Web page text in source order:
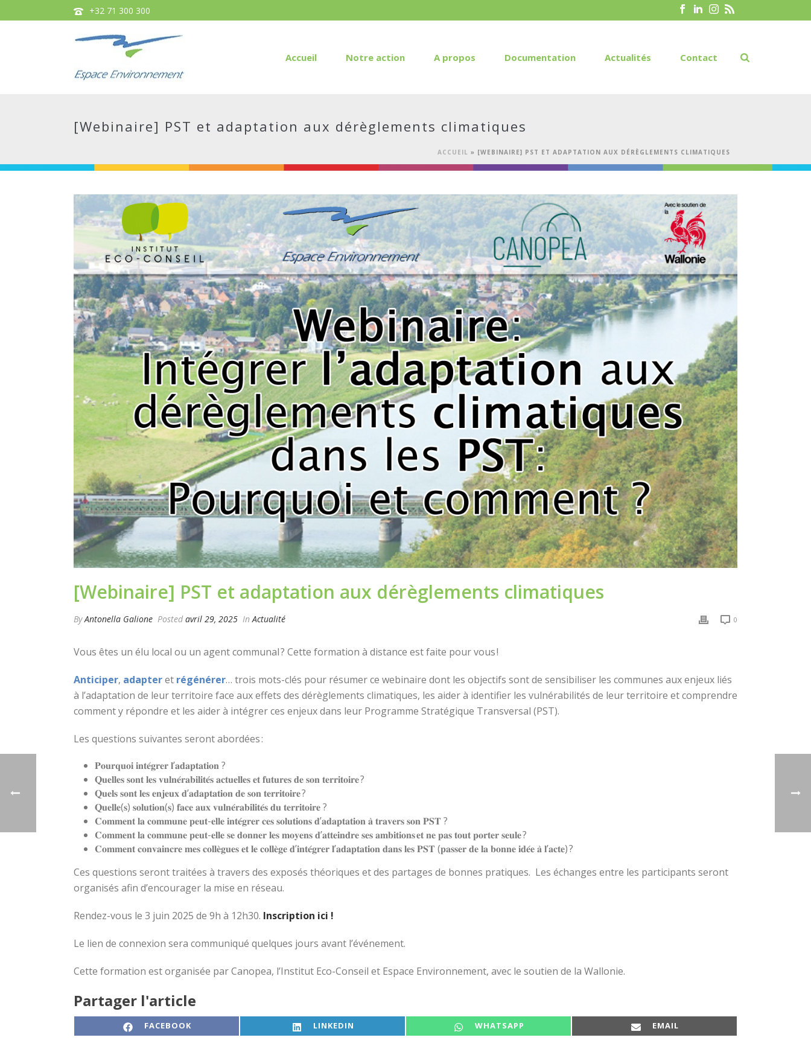
+32 71 300 300
Accueil Notre action A propos Documentation Actualités Contact
[Webinaire] PST et adaptation aux dérèglements climatiques
ACCUEIL » [WEBINAIRE] PST ET ADAPTATION AUX DÉRÈGLEMENTS CLIMATIQUES
[Webinaire] PST et adaptation aux dérèglements climatiques
ByAntonella Galione Posted avril 29, 2025 In Actualité 0
Vous êtes un élu local ou un agent communal ? Cette formation à distance est faite pour vous !
Anticiper, adapteret régénérer… trois mots-clés pour résumer ce webinaire dont les objectifs sont de sensibiliser les communes aux enjeux liés
à l’adaptation de leur territoire face aux effets des dérèglements climatiques, les aider à identifier les vulnérabilités de leur territoire et comprendre
comment y répondre et les aider à intégrer ces enjeux dans leur Programme Stratégique Transversal (PST).
Les questions suivantes seront abordées :
𝐏𝐨𝐮𝐫𝐪𝐮𝐨𝐢 𝐢𝐧𝐭𝐞́𝐠𝐫𝐞𝐫 𝐥’𝐚𝐝𝐚𝐩𝐭𝐚𝐭𝐢𝐨𝐧 ?
𝐐𝐮𝐞𝐥𝐥𝐞𝐬 𝐬𝐨𝐧𝐭 𝐥𝐞𝐬 𝐯𝐮𝐥𝐧𝐞́𝐫𝐚𝐛𝐢𝐥𝐢𝐭𝐞́𝐬 𝐚𝐜𝐭𝐮𝐞𝐥𝐥𝐞𝐬 𝐞𝐭 𝐟𝐮𝐭𝐮𝐫𝐞𝐬 𝐝𝐞 𝐬𝐨𝐧 𝐭𝐞𝐫𝐫𝐢𝐭𝐨𝐢𝐫𝐞 ?
𝐐𝐮𝐞𝐥𝐬 𝐬𝐨𝐧𝐭 𝐥𝐞𝐬 𝐞𝐧𝐣𝐞𝐮𝐱 𝐝’𝐚𝐝𝐚𝐩𝐭𝐚𝐭𝐢𝐨𝐧 𝐝𝐞 𝐬𝐨𝐧 𝐭𝐞𝐫𝐫𝐢𝐭𝐨𝐢𝐫𝐞 ?
𝐐𝐮𝐞𝐥𝐥𝐞(𝐬) 𝐬𝐨𝐥𝐮𝐭𝐢𝐨𝐧(𝐬) 𝐟𝐚𝐜𝐞 𝐚𝐮𝐱 𝐯𝐮𝐥𝐧𝐞́𝐫𝐚𝐛𝐢𝐥𝐢𝐭𝐞́𝐬 𝐝𝐮 𝐭𝐞𝐫𝐫𝐢𝐭𝐨𝐢𝐫𝐞 ?
𝐂𝐨𝐦𝐦𝐞𝐧𝐭 𝐥𝐚 𝐜𝐨𝐦𝐦𝐮𝐧𝐞 𝐩𝐞𝐮𝐭-𝐞𝐥𝐥𝐞 𝐢𝐧𝐭𝐞́𝐠𝐫𝐞𝐫 𝐜𝐞𝐬 𝐬𝐨𝐥𝐮𝐭𝐢𝐨𝐧𝐬 𝐝’𝐚𝐝𝐚𝐩𝐭𝐚𝐭𝐢𝐨𝐧 𝐚̀ 𝐭𝐫𝐚𝐯𝐞𝐫𝐬 𝐬𝐨𝐧 𝐏𝐒𝐓 ?
𝐂𝐨𝐦𝐦𝐞𝐧𝐭 𝐥𝐚 𝐜𝐨𝐦𝐦𝐮𝐧𝐞 𝐩𝐞𝐮𝐭-𝐞𝐥𝐥𝐞 𝐬𝐞 𝐝𝐨𝐧𝐧𝐞𝐫 𝐥𝐞𝐬 𝐦𝐨𝐲𝐞𝐧𝐬 𝐝’𝐚𝐭𝐭𝐞𝐢𝐧𝐝𝐫𝐞 𝐬𝐞𝐬 𝐚𝐦𝐛𝐢𝐭𝐢𝐨𝐧𝐬 𝐞𝐭 𝐧𝐞 𝐩𝐚𝐬 𝐭𝐨𝐮𝐭 𝐩𝐨𝐫𝐭𝐞𝐫 𝐬𝐞𝐮𝐥𝐞 ?
𝐂𝐨𝐦𝐦𝐞𝐧𝐭 𝐜𝐨𝐧𝐯𝐚𝐢𝐧𝐜𝐫𝐞 𝐦𝐞𝐬 𝐜𝐨𝐥𝐥𝐞̀𝐠𝐮𝐞𝐬 𝐞𝐭 𝐥𝐞 𝐜𝐨𝐥𝐥𝐞̀𝐠𝐞 𝐝’𝐢𝐧𝐭𝐞́𝐠𝐫𝐞𝐫 𝐥’𝐚𝐝𝐚𝐩𝐭𝐚𝐭𝐢𝐨𝐧 𝐝𝐚𝐧𝐬 𝐥𝐞𝐬 𝐏𝐒𝐓 (𝐩𝐚𝐬𝐬𝐞𝐫 𝐝𝐞 𝐥𝐚 𝐛𝐨𝐧𝐧𝐞 𝐢𝐝𝐞́𝐞 𝐚̀ 𝐥’𝐚𝐜𝐭𝐞) ?
Ces questions seront traitées à travers des exposés théoriques et des partages de bonnes pratiques. Les échanges entre les participants seront
organisés afin d’encourager la mise en réseau.
Rendez-vous le 3 juin 2025 de 9h à 12h30. Inscription ici !
Le lien de connexion sera communiqué quelques jours avant l’événement.
Cette formation est organisée par Canopea, l’Institut Eco-Conseil et Espace Environnement, avec le soutien de la Wallonie.
Partager l'article
SHARE ON
FACEBOOK SHARE ON
LINKEDIN SHARE ON
WHATSAPP SHARE ON
EMAIL